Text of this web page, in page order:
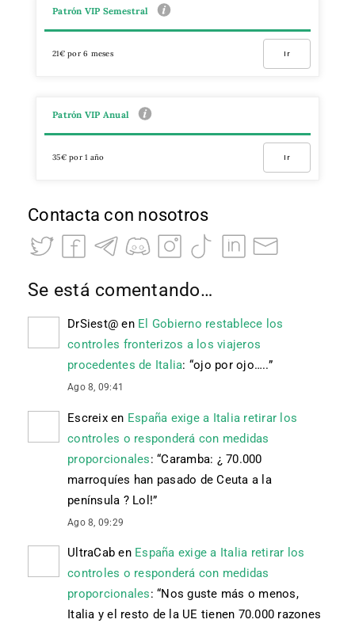
Patrón VIP Semestral
21€ por 6 meses Ir
Patrón VIP Anual
35€ por 1 año Ir
Contacta con nosotros
Se está comentando…
DrSiest@ en El Gobierno restablece los
controles fronterizos a los viajeros
procedentes de Italia: “ojo por ojo…..”
Ago 8, 09:41
Escreixen España exige a Italia retirar los
controles o responderá con medidas
proporcionales: “Caramba: ¿ 70.000
marroquíes han pasado de Ceuta a la
península ? Lol!”
Ago 8, 09:29
UltraCab en España exige a Italia retirar los
controles o responderá con medidas
proporcionales: “Nos guste más o menos,
Italia y el resto de la UE tienen 70.000 razones